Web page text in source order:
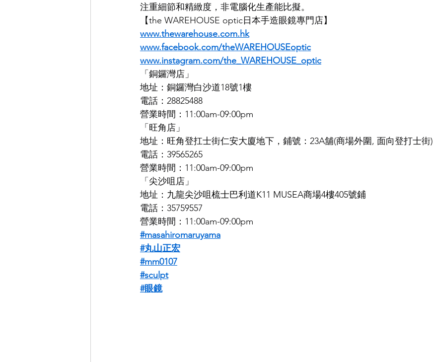
注重細節和精緻度，非電腦化生產能比擬。
【the WAREHOUSE optic日本手造眼鏡專門店】
www.thewarehouse.com.hk
www.facebook.com/theWAREHOUSEoptic
www.instagram.com/the_WAREHOUSE_optic
「銅鑼灣店」
地址：銅鑼灣白沙道18號1樓
電話：28825488
營業時間：11:00am-09:00pm
「旺角店」
地址：旺角登扛士街仁安大廈地下，鋪號：23A舖(商場外圍, 面向登打士街)
電話：39565265
營業時間：11:00am-09:00pm
「尖沙咀店」
地址： 九龍尖沙咀梳士巴利道K11 MUSEA商場4樓405號鋪
電話：35759557
營業時間：11:00am-09:00pm
#masahiromaruyama
#丸山正宏
#mm0107
#sculpt
#眼鏡